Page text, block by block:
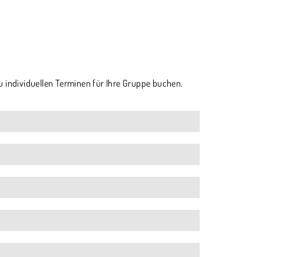
individuellen Terminen für Ihre Gruppe buchen.